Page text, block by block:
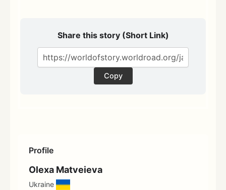
Profile
Olexa Matveieva
Ukraine
Share this story (Short Link)
Copy